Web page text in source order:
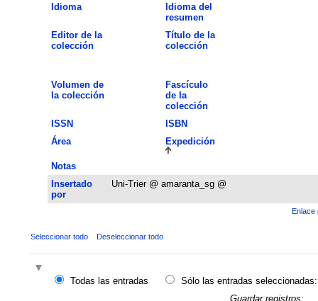
Idioma
Idioma del
resumen
Editor de la
colección
Título de la
colección
Volumen de
la colección
Fascículo
de la
colección
ISSN
ISBN
Área
Expedición
Notas
Insertado
por
Uni-Trier @ amaranta_sg @
Enlace
Seleccionar todo Deseleccionar todo
Todas las entradas
Sólo las entradas seleccionadas:
Guardar registros: